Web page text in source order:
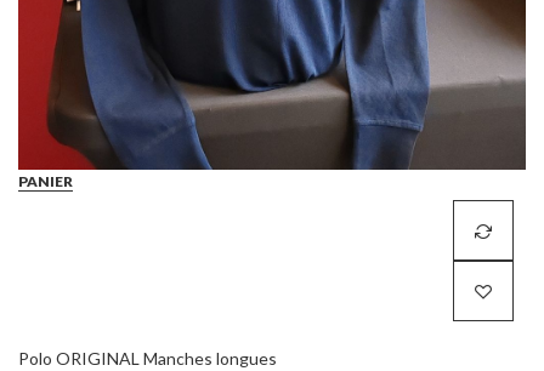
PANIER
Polo ORIGINAL Manches longues